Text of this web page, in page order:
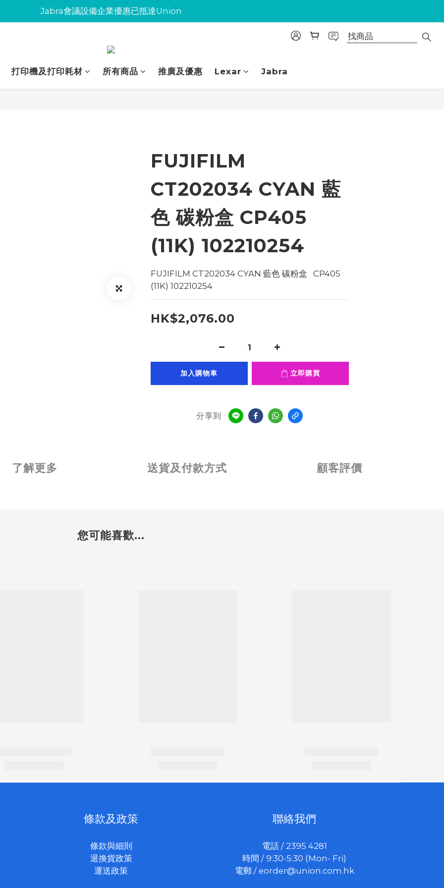
Jabra會議設備企業優惠已抵達Union
Jabra會議設備企業優惠已抵達Union
Jabra會議設備企業優惠已抵達Union
打印機及打印耗材
所有商品 推廣及優惠 Lexar Jabra
FUJIFILM
CT202034 CYAN 藍
色 碳粉盒 CP405
(11K) 102210254
FUJIFILM CT202034 CYAN 藍色 碳粉盒   CP405
(11K) 102210254
HK$2,076.00
加入購物車 立即購買
分享到
了解更多 送貨及付款方式 顧客評價
您可能喜歡...
條款及政策
條款與細則
退換貨政策
運送政策
聯絡我們
電話 / 2395 4281
時間 / 9:30-5:30 (Mon- Fri)
電郵 / eorder@union.com.hk